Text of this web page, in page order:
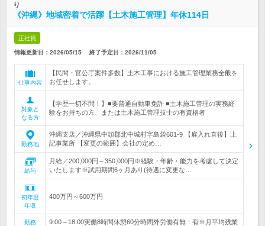
り
《沖縄》地域密着で活躍【土木施工管理】年休114日
正社員
情報更新日：2026/05/15 終了予定日： 2026/11/05
仕事内容
【民間・官公庁案件多数】土木工事における施工管理業務全般を
お任せします。
対象と
なる方
【学歴一切不問！】■要普通自動車免許 ■土木施工管理の実務経
験をお持ちの方、または土木施工管理技士の有資格者
勤務地
沖縄支店／沖縄県中頭郡北中城村字島袋601-9 【雇入れ直後】上
記事業所 【変更の範囲】会社の定め…
給与
月給／200,000円～350,000円※経験・年齢・能力を考慮して決定
いたします※試用期間6ヶ月あり(待遇に変更な…
初年度
年収
400万円～600万円
勤務
9:00～18:00実働8時間休憩60分時間外労働有無：有※月平均残業